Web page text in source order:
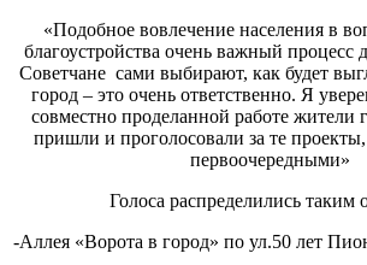
«Подобное вовлечение населения в
благоустройства очень важный процесс
Советчане сами выбирают, как будет
город – это очень ответственно. Я
совместно проделанной работе жители
пришли и проголосовали за те
первоочередными»
Голоса распределились таким
-Аллея «Ворота в город» по ул.50 лет